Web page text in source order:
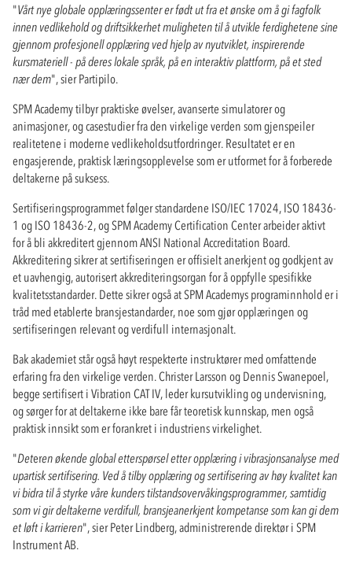
"Vårt nye globale opplæringssenter er født ut fra et ønske om å gi fagfolk
innen vedlikehold og driftsikkerhet muligheten til å utvikle ferdighetene sine
gjennom profesjonell opplæring ved hjelp av nyutviklet, inspirerende
kursmateriell - på deres lokale språk, på en interaktiv plattform, på et sted
nær dem", sier Partipilo.
SPM Academy tilbyr praktiske øvelser, avanserte simulatorer og
animasjoner, og casestudier fra den virkelige verden som gjenspeiler
realitetene i moderne vedlikeholdsutfordringer. Resultatet er en
engasjerende, praktisk læringsopplevelse som er utformet for å forberede
deltakerne på suksess.
Sertifiseringsprogrammet følger standardene ISO/IEC 17024, ISO 18436-
1 og ISO 18436-2, og SPM Academy Certification Center arbeider aktivt
for å bli akkreditert gjennom ANSI National Accreditation Board.
Akkreditering sikrer at sertifiseringen er offisielt anerkjent og godkjent av
et uavhengig, autorisert akkrediteringsorgan for å oppfylle spesifikke
kvalitetsstandarder. Dette sikrer også at SPM Academys programinnhold er i
tråd med etablerte bransjestandarder, noe som gjør opplæringen og
sertifiseringen relevant og verdifull internasjonalt.
Bak akademiet står også høyt respekterte instruktører med omfattende
erfaring fra den virkelige verden. Christer Larsson og Dennis Swanepoel,
begge sertifisert i Vibration CAT IV, leder kursutvikling og undervisning,
og sørger for at deltakerne ikke bare får teoretisk kunnskap, men også
praktisk innsikt som er forankret i industriens virkelighet.
"Deteren økende global etterspørsel etter opplæring i vibrasjonsanalyse med
upartisk sertifisering. Ved å tilby opplæring og sertifisering av høy kvalitet kan
vi bidra til å styrke våre kunders tilstandsovervåkingsprogrammer, samtidig
som vi gir deltakerne verdifull, bransjeanerkjent kompetanse som kan gi dem
et løft i karrieren", sier Peter Lindberg, administrerende direktør i SPM
Instrument AB.